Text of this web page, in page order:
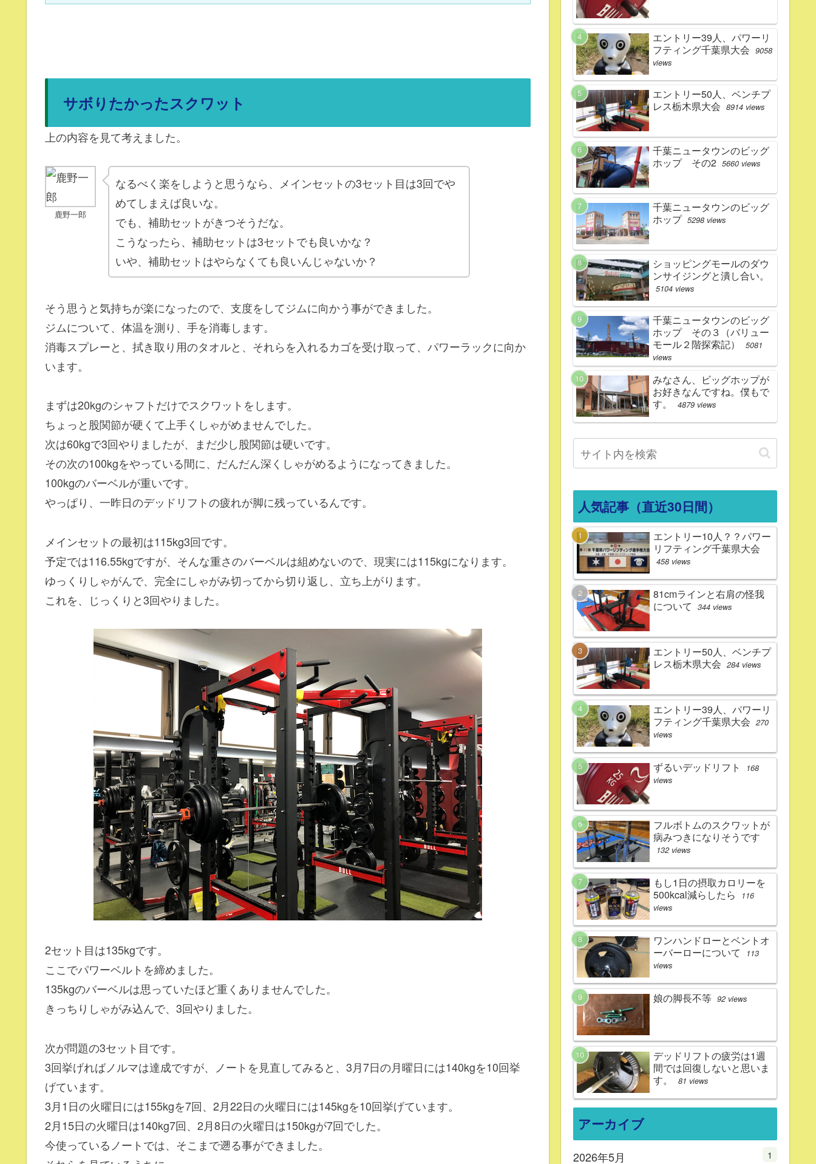
サボりたかったスクワット
上の内容を見て考えました。
鹿野一郎
なるべく楽をしようと思うなら、メインセットの3セット目は3回でや
めてしまえば良いな。
でも、補助セットがきつそうだな。
こうなったら、補助セットは3セットでも良いかな？
いや、補助セットはやらなくても良いんじゃないか？
そう思うと気持ちが楽になったので、支度をしてジムに向かう事ができました。
ジムについて、体温を測り、手を消毒します。
消毒スプレーと、拭き取り用のタオルと、それらを入れるカゴを受け取って、パワーラックに向か
います。
まずは20kgのシャフトだけでスクワットをします。
ちょっと股関節が硬くて上手くしゃがめませんでした。
次は60kgで3回やりましたが、まだ少し股関節は硬いです。
その次の100kgをやっている間に、だんだん深くしゃがめるようになってきました。
100kgのバーベルが重いです。
やっぱり、一昨日のデッドリフトの疲れが脚に残っているんです。
メインセットの最初は115kg3回です。
予定では116.55kgですが、そんな重さのバーベルは組めないので、現実には115kgになります。
ゆっくりしゃがんで、完全にしゃがみ切ってから切り返し、立ち上がります。
これを、じっくりと3回やりました。
2セット目は135kgです。
ここでパワーベルトを締めました。
135kgのバーベルは思っていたほど重くありませんでした。
きっちりしゃがみ込んで、3回やりました。
次が問題の3セット目です。
3回挙げればノルマは達成ですが、ノートを見直してみると、3月7日の月曜日には140kgを10回挙
げています。
3月1日の火曜日には155kgを7回、2月22日の火曜日には145kgを10回挙げています。
2月15日の火曜日は140kg7回、2月8日の火曜日は150kgが7回でした。
今使っているノートでは、そこまで遡る事ができました。
エントリー39人、パワーリ
フティング千葉県大会 9058
views
エントリー50人、ベンチプ
レス栃木県大会 8914 views
千葉ニュータウンのビッグ
ホップ その2 5660 views
千葉ニュータウンのビッグ
ホップ 5298 views
ショッピングモールのダウ
ンサイジングと潰し合い。
5104 views
千葉ニュータウンのビッグ
ホップ その３（バリュー
モール２階探索記）
5081
views
みなさん、ビッグホップが
お好きなんですね。僕もで
す。
4879 views
人気記事（直近30日間）
エントリー10人？？パワー
リフティング千葉県大会
458 views
81cmラインと右肩の怪我
について
344 views
エントリー50人、ベンチプ
レス栃木県大会 284 views
エントリー39人、パワーリ
フティング千葉県大会 270
views
ずるいデッドリフト
168
views
フルボトムのスクワットが
病みつきになりそうです
132 views
もし1日の摂取カロリーを
500kcal減らしたら
116
views
ワンハンドローとベントオ
ーバーローについて
113
views
娘の脚長不等 92 views
デッドリフトの疲労は1週
間では回復しないと思いま
す。
81 views
アーカイブ
2026年5月 1